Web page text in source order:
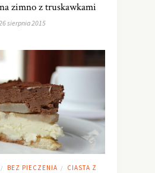
zimno z truskawkami
sierpnia 2015
/ BEZ PIECZENIA /
CIASTA Z